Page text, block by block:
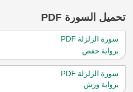
تحميل السورة PDF
سورة الزلزلة PDF
برواية حفص
سورة الزلزلة PDF
برواية ورش